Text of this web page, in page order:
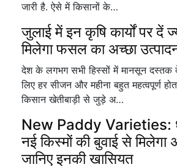
जारी है. ऐसे में किसानों के…
जुलाई में इन कृषि कार्यों पर दें
मिलेगा फसल का अच्छा
देश के लगभग सभी हिस्सों में मानसून दस्तक
लिए हर सीजन और महीना बहुत महत्वपूर्ण
किसान खेतीबाड़ी से जुड़े अ…
New Paddy Varieties:
नई किस्मों की बुवाई से मिलेगा
जानिए इनकी खासियत